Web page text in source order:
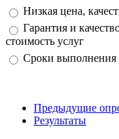
Низкая цена,
Гарантия и
стоимость услуг
Сроки выполнения
Предыдущие
Результаты